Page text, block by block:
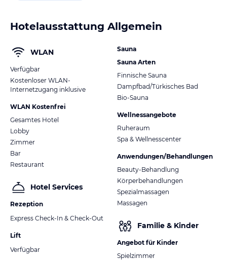
Hotelausstattung Allgemein
WLAN
Verfügbar
Kostenloser WLAN-
Internetzugang inklusive
WLAN Kostenfrei
Gesamtes Hotel
Lobby
Zimmer
Bar
Restaurant
Hotel Services
Rezeption
Express Check-In & Check-Out
Lift
Verfügbar
Sauna
Sauna Arten
Finnische Sauna
Dampfbad/Türkisches Bad
Bio-Sauna
Wellnessangebote
Ruheraum
Spa & Wellnesscenter
Anwendungen/Behandlungen
Beauty-Behandlung
Körperbehandlungen
Spezialmassagen
Massagen
Familie & Kinder
Angebot für Kinder
Spielzimmer